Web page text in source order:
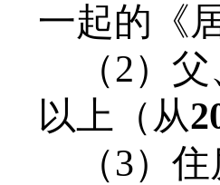
一起的《
（2）父
以上（从
（3）